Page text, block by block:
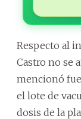
Respecto al
Castro no se
mencionó
el lote de
dosis de la